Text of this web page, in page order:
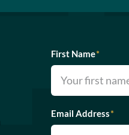
First Name*
Email Address*